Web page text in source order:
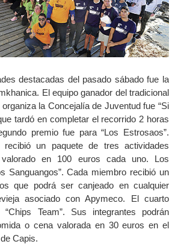
destacadas del pasado sábado fue la
El equipo ganador del tradicional
la Concejalía de Juventud fue “Si
tardó en completar el recorrido 2 horas
premio fue para “Los Estrosaos”.
recibió un paquete de tres actividades
valorado en 100 euros cada uno. Los
Sanguangos”. Cada miembro recibió un
que podrá ser canjeado en cualquier
asociado con Apymeco. El cuarto
Team”. Sus integrantes podrán
o cena valorada en 30 euros en el
Capis.